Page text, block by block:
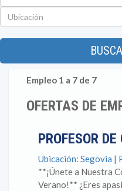
Empleo 1 a 7 de 7
OFERTAS DE
PROFESOR
Ubicación: Segovia |
**¡Únete a Nuestra
Verano!** ¿Eres